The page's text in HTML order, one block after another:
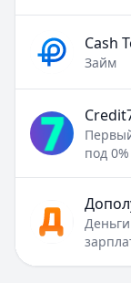
Cash
Займ
под 0%